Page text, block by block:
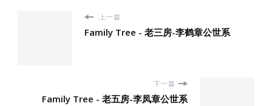
上一篇
Family Tree - 老三房-李鹤章公世系
下一篇
Family Tree - 老五房-李凤章公世系